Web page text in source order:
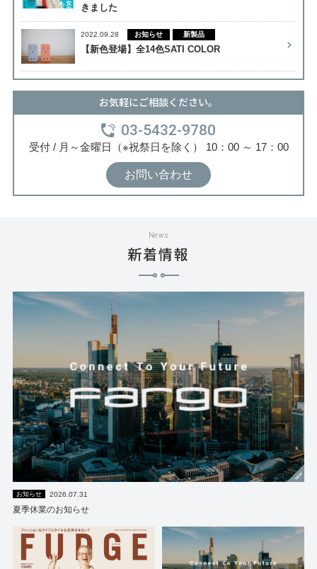
10：00
きました
2022.09.28 お知らせ 新製品
【新色登場】全14色SATI COLOR
お気軽にご相談ください。
03-5432-9780
受付 / 月～金曜日（※祝祭日を除く） 10：00 ～ 17：00
お問い合わせ
News
新着情報
お知らせ 2026.07.31
夏季休業のお知らせ